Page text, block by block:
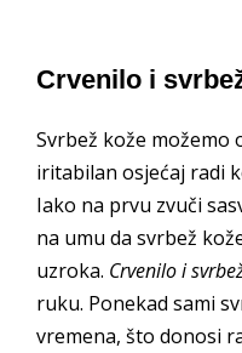
Crvenilo i
Svrbež kože možemo
iritabilan osjećaj radi
Iako na prvu zvuči
na umu da svrbež
uzroka. Crvenilo i
ruku. Ponekad sami
vremena, što donosi